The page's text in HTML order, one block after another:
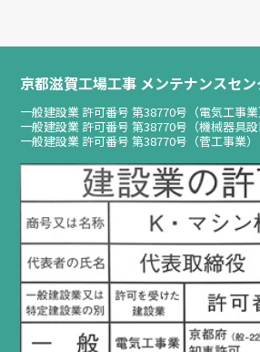
京都滋賀工場工事 メンテナンスセ
一般建設業 許可番号 第38770号（電気工事業
一般建設業 許可番号 第38770号（機械器具設
一般建設業 許可番号 第38770号（菅工事業）